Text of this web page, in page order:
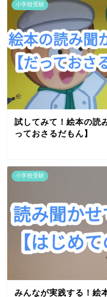
小学校受験
試してみて！絵本の読
っておさるだもん】
小学校受験
みんなが実践する！絵